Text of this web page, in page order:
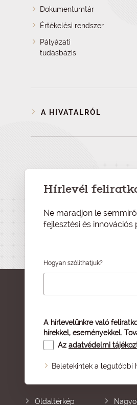
Dokumentumtár
Értékelési rendszer
Pályázati
tudásbázis
A HIVATALRÓL
Hírlevél
Ne maradjon le
fejlesztési és
Hogyan szólíthatjuk?
A hírlevelünkre való
hírekkel, eseményekkel.
Az adatvédelmi
Beletekintek a legutóbbi
Oldaltérkép